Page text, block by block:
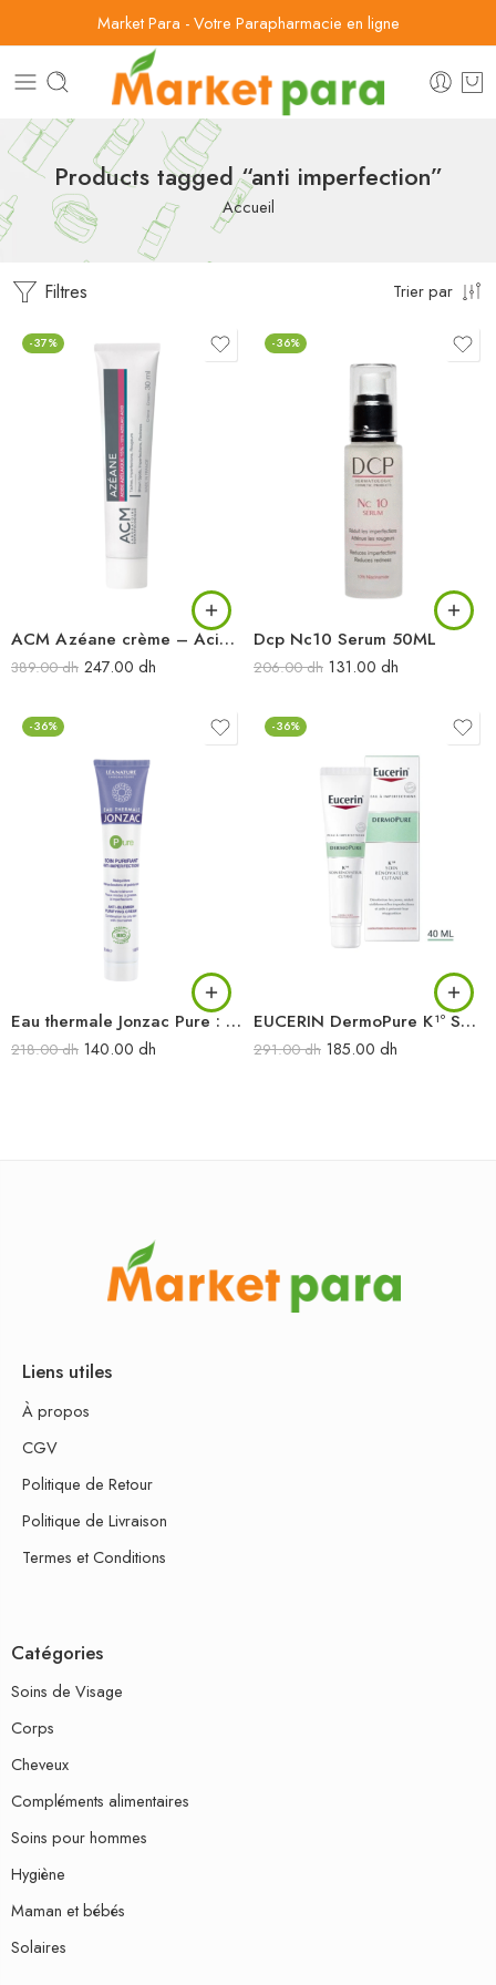
Market Para - Votre Parapharmacie en ligne
Products tagged “anti imperfection”
Accueil
Filtres Trier par
-37%
ACM Azéane crème – Acide azélaïque 15% 30ML
389.00dh 247.00 dh
-36%
Dcp Nc10 Serum 50ML
206.00dh 131.00 dh
-36%
Eau thermale Jonzac Pure : Soin Purifiant Anti-Imperfections 50ML
218.00dh 140.00 dh
-36%
EUCERIN DermoPure K¹º Soin Rénovateur Cutané 40ML
291.00dh 185.00 dh
Liens utiles
À propos
CGV
Politique de Retour
Politique de Livraison
Termes et Conditions
Catégories
Soins de Visage
Corps
Cheveux
Compléments alimentaires
Soins pour hommes
Hygiène
Maman et bébés
Solaires